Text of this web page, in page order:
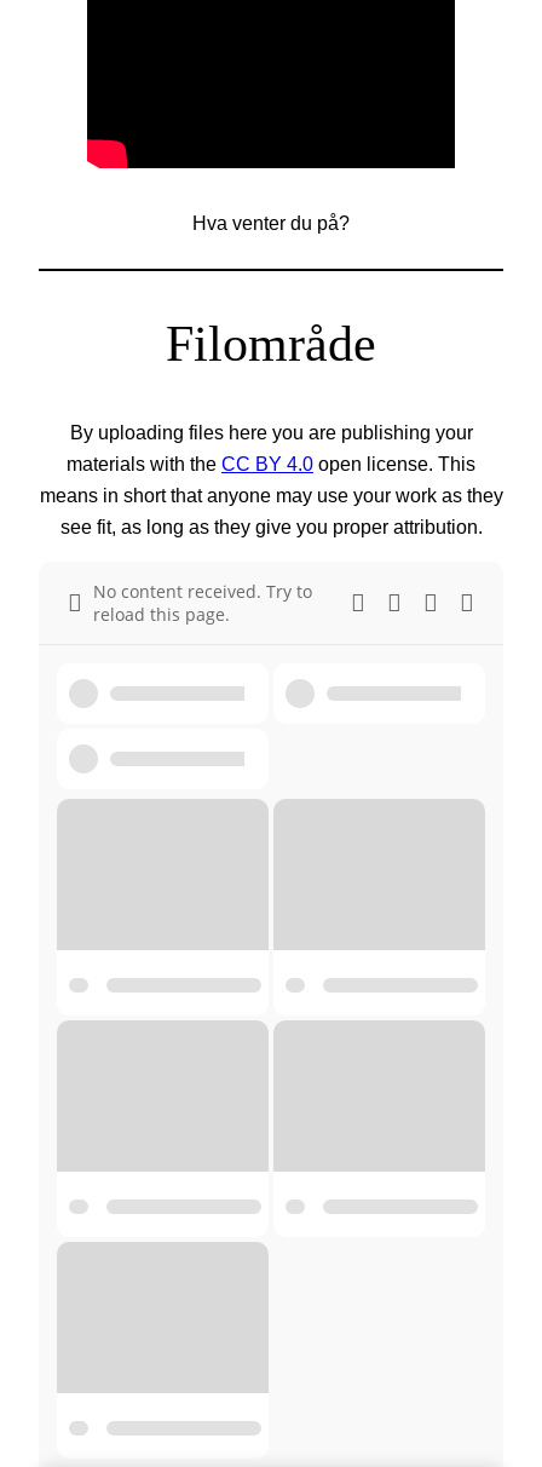
Hva venter du på?
Filområde
By uploading files here you are publishing your
materials with the CC BY 4.0 open license. This
means in short that anyone may use your work as they
see fit, as long as they give you proper attribution.
No content received. Try to
reload this page.